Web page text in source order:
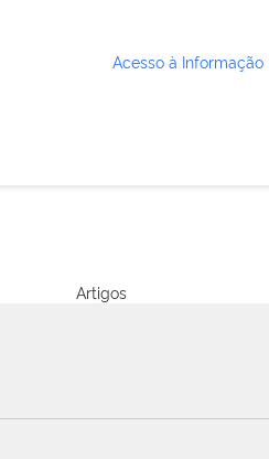
Acesso à Informação
Artigos